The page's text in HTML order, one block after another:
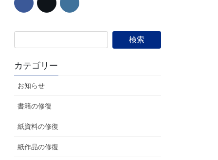
カテゴリー
お知らせ
書籍の修復
紙資料の修復
紙作品の修復